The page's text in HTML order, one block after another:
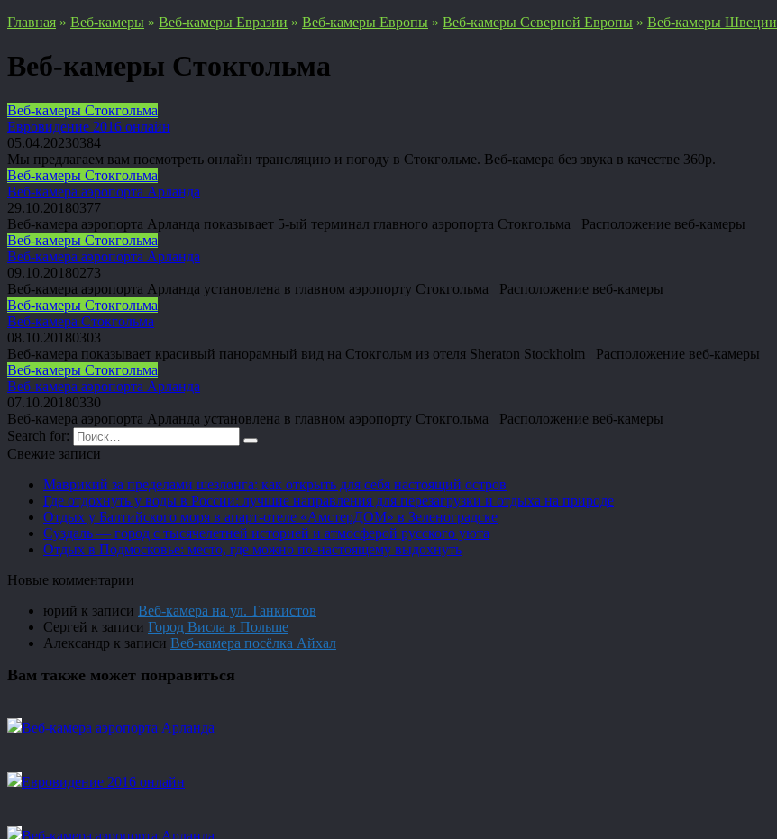
Главная » Веб-камеры » Веб-камеры Евразии » Веб-камеры Европы » Веб-камеры Северной Европы » Веб-камеры Швеции
Веб-камеры Стокгольма
Веб-камеры Стокгольма
Евровидение 2016 онлайн
05.04.20230384
Мы предлагаем вам посмотреть онлайн трансляцию и погоду в Стокгольме. Веб-камера без звука в качестве 360p.
Веб-камеры Стокгольма
Веб-камера аэропорта Арланда
29.10.20180377
Веб-камера аэропорта Арланда показывает 5-ый терминал главного аэропорта Стокгольма Расположение веб-камеры
Веб-камеры Стокгольма
Веб-камера аэропорта Арланда
09.10.20180273
Веб-камера аэропорта Арланда установлена в главном аэропорту Стокгольма Расположение веб-камеры
Веб-камеры Стокгольма
Веб-камера Стокгольма
08.10.20180303
Веб-камера показывает красивый панорамный вид на Стокгольм из отеля Sheraton Stockholm Расположение веб-камеры
Веб-камеры Стокгольма
Веб-камера аэропорта Арланда
07.10.20180330
Веб-камера аэропорта Арланда установлена в главном аэропорту Стокгольма Расположение веб-камеры
Search for:
Свежие записи
Маврикий за пределами шезлонга: как открыть для себя настоящий остров
Где отдохнуть у воды в России: лучшие направления для перезагрузки и отдыха на природе
Отдых у Балтийского моря в апарт-отеле «АмстерДОМ» в Зеленоградске
Суздаль — город с тысячелетней историей и атмосферой русского уюта
Отдых в Подмосковье: место, где можно по-настоящему выдохнуть
Новые комментарии
юрий к записи Веб-камера на ул. Танкистов
Сергей к записи Город Висла в Польше
Александр к записи Веб-камера посёлка Айхал
Вам также может понравиться
Веб-камера аэропорта Арланда
Евровидение 2016 онлайн